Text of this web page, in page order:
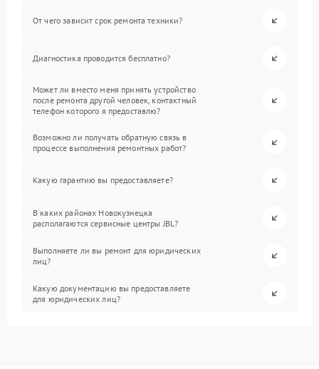
От чего зависит срок ремонта техники?
Диагностика проводится бесплатно?
Может ли вместо меня принять устройство
после ремонта другой человек, контактный
телефон которого я предоставлю?
Возможно ли получать обратную связь в
процессе выполнения ремонтных работ?
Какую гарантию вы предоставляете?
В каких районах Новокузнецка
располагаются сервисные центры JBL?
Выполняете ли вы ремонт для юридических
лиц?
Какую документацию вы предоставляете
для юридических лиц?